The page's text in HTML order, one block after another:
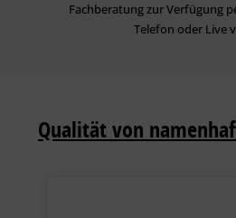
Fachberatung zur Verfügung
Telefon oder Live
Qualität von